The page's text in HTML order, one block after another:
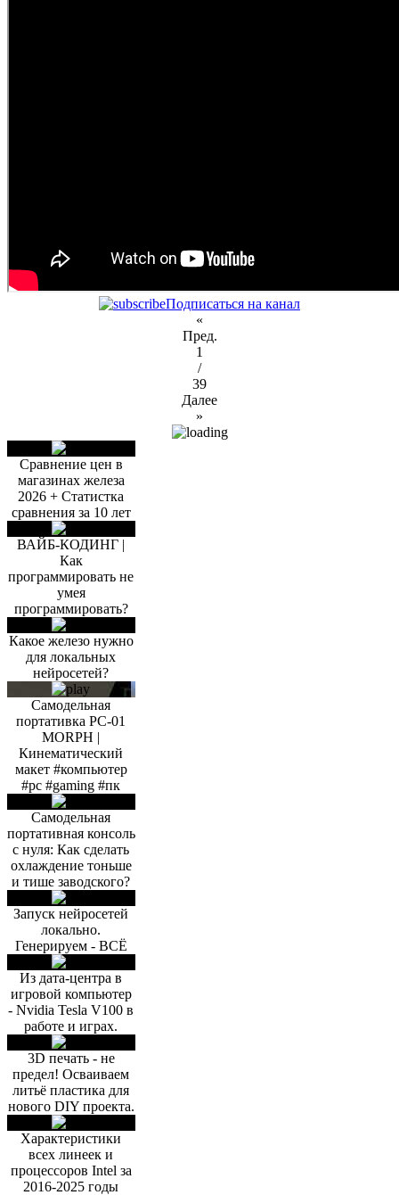
Подписаться на канал
«
Пред.
1
/
39
Далее
»
Сравнение цен в
магазинах железа
2026 + Статистка
сравнения за 10 лет
ВАЙБ-КОДИНГ |
Как
программировать не
умея
программировать?
Какое железо нужно
для локальных
нейросетей?
Самодельная
портативка PC-01
MORPH |
Кинематический
макет #компьютер
#pc #gaming #пк
Самодельная
портативная консоль
с нуля: Как сделать
охлаждение тоньше
и тише заводского?
Запуск нейросетей
локально.
Генерируем - ВСЁ
Из дата-центра в
игровой компьютер
- Nvidia Tesla V100 в
работе и играх.
3D печать - не
предел! Осваиваем
литьё пластика для
нового DIY проекта.
Характеристики
всех линеек и
процессоров Intel за
2016-2025 годы